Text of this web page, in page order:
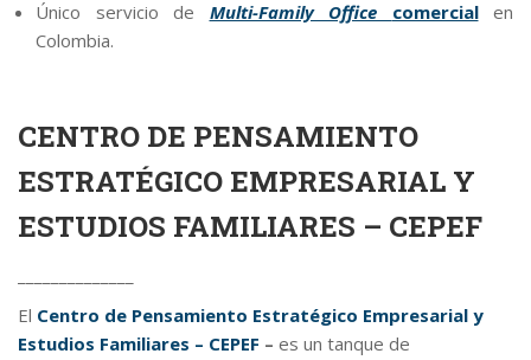
Único servicio de Multi-Family Office comercial
en
Colombia.
CENTRO DE PENSAMIENTO
ESTRATÉGICO EMPRESARIAL Y
ESTUDIOS FAMILIARES – CEPEF
El Centro de Pensamiento Estratégico Empresarial y
Estudios Familiares – CEPEF – es un tanque de